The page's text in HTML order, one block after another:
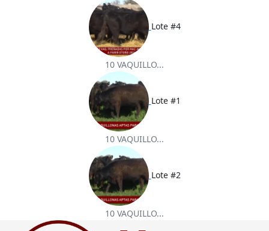
Lote #4
10 VAQUILLO...
Lote #1
10 VAQUILLO...
Lote #2
10 VAQUILLO...